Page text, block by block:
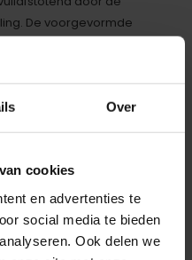
Over
cookies
en advertenties te
social media te bieden
Ook delen we
De voorgevormde
voor op de bouw
zijn speciaal
worden vaak
is. Wij hebben in ons
voor op de
zijn zeer robuust en toch
meegaan en de hele